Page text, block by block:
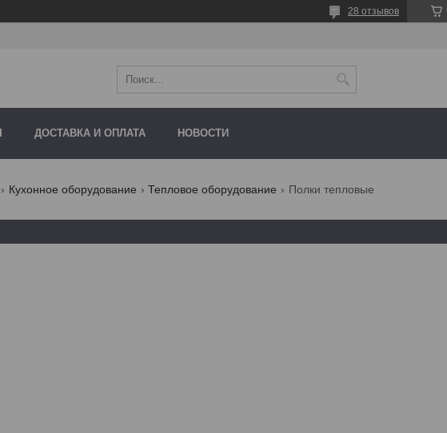
28 отзывов
ДОСТАВКА И ОПЛАТА НОВОСТИ
Кухонное оборудование Тепловое оборудование Полки тепловые